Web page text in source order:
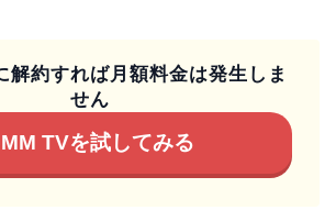
解約すれば月額料金は発生しま
せん
TVを試してみる